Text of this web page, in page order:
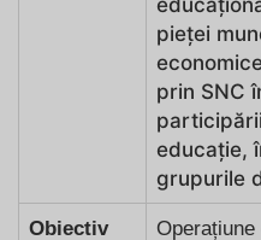
pieței
prin SNC
educație,
grupurile
Obiectiv